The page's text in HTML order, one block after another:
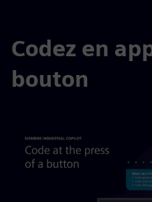
Codez en
bouton